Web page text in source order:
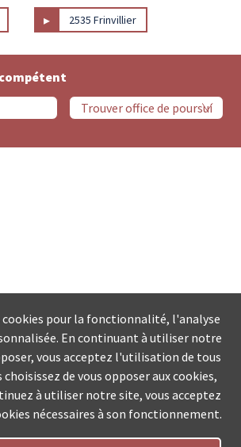
▸ 2535 Frinvillier
cookies pour la fonctionnalité, l'analyse
En continuant à utiliser notre
vous acceptez l'utilisation de tous
choisissez de vous opposer aux cookies,
à utiliser notre site, vous acceptez
nécessaires à son fonctionnement.